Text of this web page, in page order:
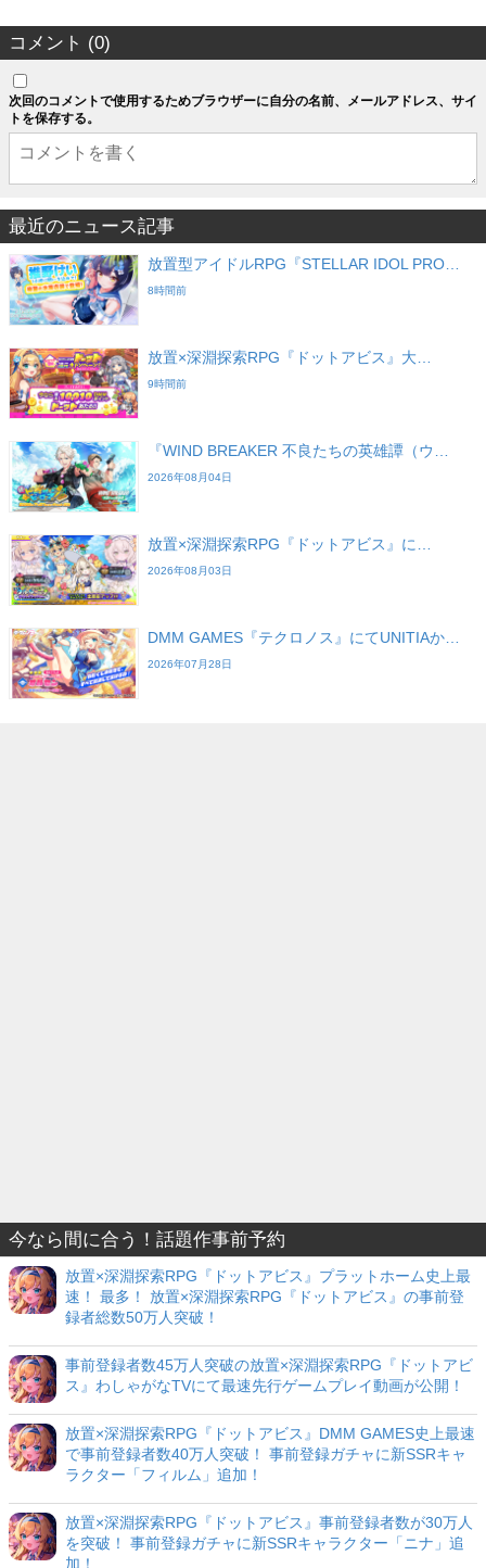
コメント (0)
次回のコメントで使用するためブラウザーに自分の名前、メールアドレス、サイ
トを保存する。
最近のニュース記事
放置型アイドルRPG『STELLAR IDOL PRO…
8時間前
放置×深淵探索RPG『ドットアビス』大…
9時間前
『WIND BREAKER 不良たちの英雄譚（ウ…
2026年08月04日
放置×深淵探索RPG『ドットアビス』に…
2026年08月03日
DMM GAMES『テクロノス』にてUNITIAか…
2026年07月28日
今なら間に合う！話題作事前予約
放置×深淵探索RPG『ドットアビス』プラットホーム史上最
速！ 最多！ 放置×深淵探索RPG『ドットアビス』の事前登
録者総数50万人突破！
事前登録者数45万人突破の放置×深淵探索RPG『ドットアビ
ス』わしゃがなTVにて最速先行ゲームプレイ動画が公開！
放置×深淵探索RPG『ドットアビス』DMM GAMES史上最速
で事前登録者数40万人突破！ 事前登録ガチャに新SSRキャ
ラクター「フィルム」追加！
放置×深淵探索RPG『ドットアビス』事前登録者数が30万人
を突破！ 事前登録ガチャに新SSRキャラクター「ニナ」追
加！